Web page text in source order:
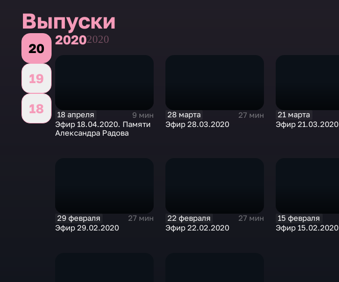
Выпуски
20
19
18
20202020
18 апреля
9 мин
Эфир 18.04.2020. Памяти
Александра Радова
28 марта
27 мин
Эфир 28.03.2020
21 марта
Эфир 21.03.2020
29 февраля
27 мин
Эфир 29.02.2020
22 февраля
27 мин
Эфир 22.02.2020
15 февраля
Эфир 15.02.2020